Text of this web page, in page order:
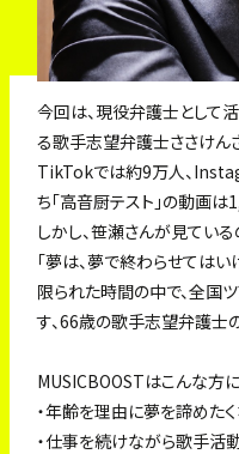
今回は、現役弁護士として
る歌手志望弁護士ささけん
TikTokでは約9万人、
ち「高音厨テスト」の動画
しかし、笹瀬さんが見てい
「夢は、夢で終わらせてはい
限られた時間の中で、全国
す、66歳の歌手志望弁護士
MUSICBOOSTはこんな方に
・年齢を理由に夢を諦めた
・仕事を続けながら歌手活